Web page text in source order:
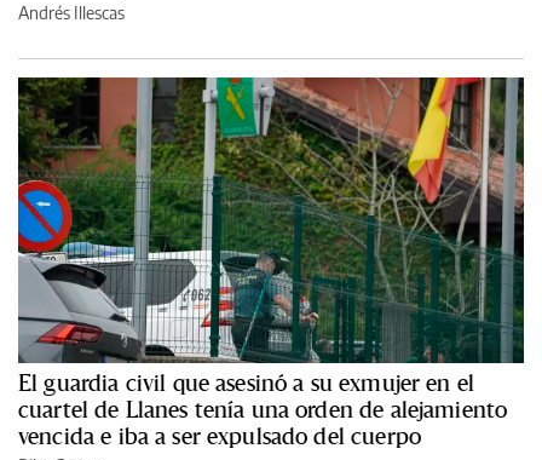
Andrés Illescas
El guardia civil que asesinó a su exmujer en el
cuartel de Llanes tenía una orden de alejamiento
vencida e iba a ser expulsado del cuerpo